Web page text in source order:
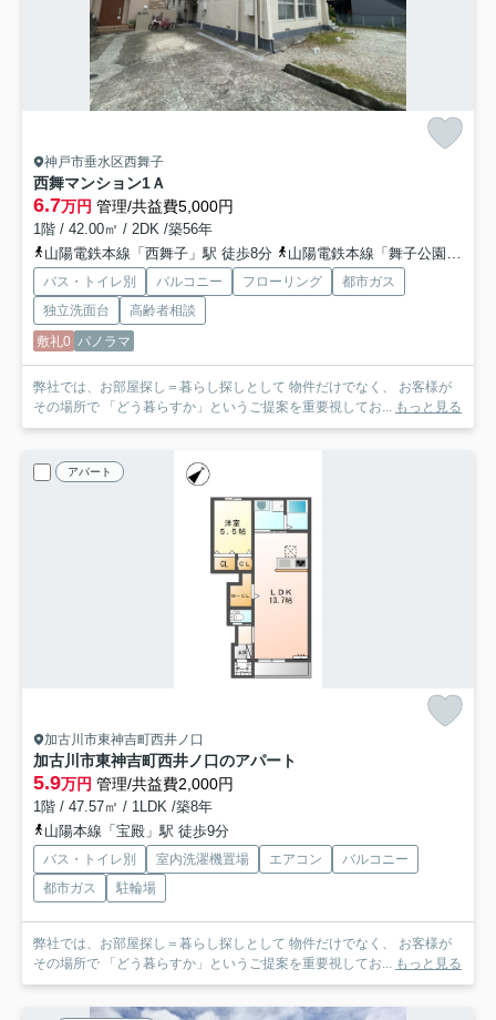
神戸市垂水区西舞子
西舞マンション1Ａ
6.7万円 管理/共益費5,000円
1階 / 42.00㎡ / 2DK /築56年
山陽電鉄本線「西舞子」駅 徒歩8分
山陽電鉄本線「舞子公園」駅 徒歩15分
バス・トイレ別 バルコニー フローリング
都市ガス
独立洗面台
高齢者相談
敷礼0 パノラマ
弊社では、お部屋探し＝暮らし探しとして 物件だけでなく、 お客様が
その場所で 「どう暮らすか」というご提案を重要視してお... もっと見る
アパート
加古川市東神吉町西井ノ口
加古川市東神吉町西井ノ口のアパート
5.9万円 管理/共益費2,000円
1階 / 47.57㎡ / 1LDK /築8年
山陽本線「宝殿」駅 徒歩9分
バス・トイレ別 室内洗濯機置場 エアコン
バルコニー
都市ガス
駐輪場
弊社では、お部屋探し＝暮らし探しとして 物件だけでなく、 お客様が
その場所で 「どう暮らすか」というご提案を重要視してお... もっと見る